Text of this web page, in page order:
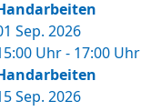
Sep. 2026
Uhr- 17:00 Uhr
Sep. 2026